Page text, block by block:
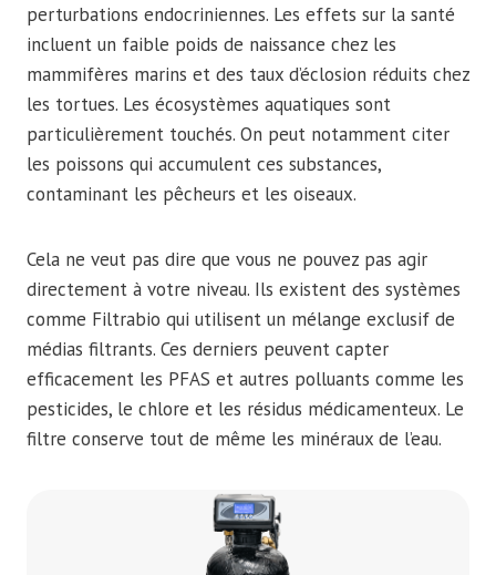
perturbations endocriniennes. Les effets sur la santé
incluent un faible poids de naissance chez les
mammifères marins et des taux d’éclosion réduits chez
les tortues. Les écosystèmes aquatiques sont
particulièrement touchés. On peut notamment citer
les poissons qui accumulent ces substances,
contaminant les pêcheurs et les oiseaux.
Cela ne veut pas dire que vous ne pouvez pas agir
directement à votre niveau. Ils existent des systèmes
comme Filtrabio qui utilisent un mélange exclusif de
médias filtrants. Ces derniers peuvent capter
efficacement les PFAS et autres polluants comme les
pesticides, le chlore et les résidus médicamenteux. Le
filtre conserve tout de même les minéraux de l’eau.